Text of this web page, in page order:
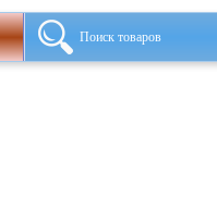
Поиск товаров